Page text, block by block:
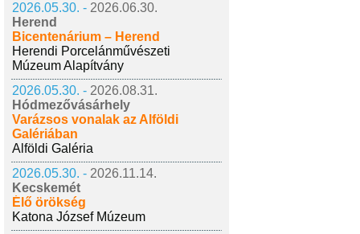
2026.05.30. - 2026.06.30.
Herend
Bicentenárium – Herend
Herendi Porcelánművészeti
Múzeum Alapítvány
2026.05.30. - 2026.08.31.
Hódmezővásárhely
Varázsos vonalak az Alföldi
Galériában
Alföldi Galéria
2026.05.30. - 2026.11.14.
Kecskemét
Élő örökség
Katona József Múzeum